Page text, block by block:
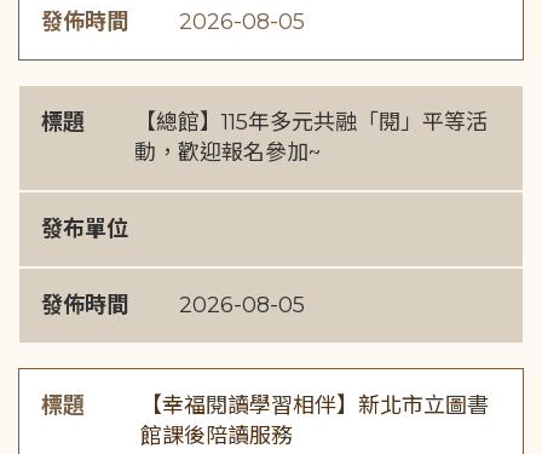
發佈時間 2026-08-05
標題
【總館】115年多元共融「閱」平等活
動，歡迎報名參加~
發布單位
發佈時間 2026-08-05
標題
【幸福閱讀學習相伴】新北市立圖書
館課後陪讀服務